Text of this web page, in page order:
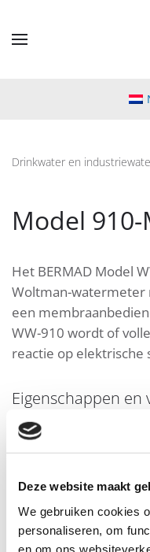
Deze website maakt
We gebruiken cookies
personaliseren, om
en om ons
Drinkwater en
Model 910-
Het BERMAD Model
Woltman-
een
WW-910 wordt of
reactie op elektrische
Eigenschappen en